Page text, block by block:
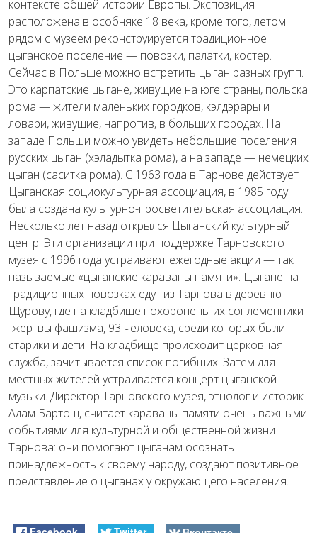
контексте общей истории Европы. Экспозиция
расположена в особняке 18 века, кроме того, летом
рядом с музеем реконструируется традиционное
цыганское поселение — повозки, палатки, костер.
Сейчас в Польше можно встретить цыган разных групп.
Это карпатские цыгане, живущие на юге страны, польска
рома — жители маленьких городков, кэлдэрары и
ловари, живущие, напротив, в больших городах. На
западе Польши можно увидеть небольшие поселения
русских цыган (хэладытка рома), а на западе — немецких
цыган (саситка рома). С 1963 года в Тарнове действует
Цыганская социокультурная ассоциация, в 1985 году
была создана культурно-просветительская ассоциация.
Несколько лет назад открылся Цыганский культурный
центр. Эти организации при поддержке Тарновского
музея с 1996 года устраивают ежегодные акции — так
называемые «цыганские караваны памяти». Цыгане на
традиционных повозках едут из Тарнова в деревню
Щурову, где на кладбище похоронены их соплеменники
-жертвы фашизма, 93 человека, среди которых были
старики и дети. На кладбище происходит церковная
служба, зачитывается список погибших. Затем для
местных жителей устраивается концерт цыганской
музыки. Директор Тарновского музея, этнолог и историк
Адам Бартош, считает караваны памяти очень важными
событиями для культурной и общественной жизни
Тарнова: они помогают цыганам осознать
принадлежность к своему народу, создают позитивное
представление о цыганах у окружающего населения.